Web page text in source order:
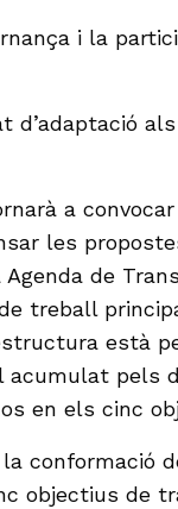
i la
d’adaptació
a
les
de
treball
està
acumulat pels
en els cinc
conformació
objectius de